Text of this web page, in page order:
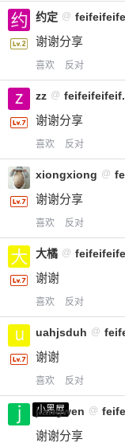
约定 @
谢谢分享
喜欢 反对
zz @
谢谢分享
喜欢 反对
xiongxiong @
谢谢分享
喜欢 反对
大橘 @
谢谢
喜欢 反对
uahjsduh @
谢谢
喜欢 反对
小黑屋
jiangwen @
谢谢分享